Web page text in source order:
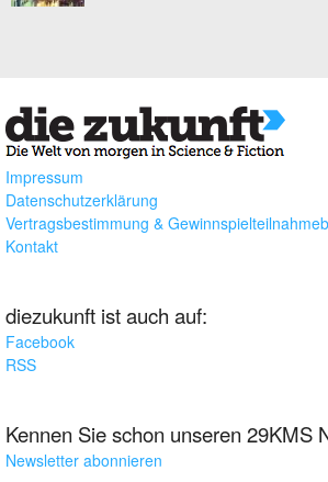
Impressum
Datenschutzerklärung
Vertragsbestimmung &
Kontakt
diezukunft ist auch auf:
Facebook
RSS
Kennen Sie schon unseren 29KMS
Newsletter abonnieren